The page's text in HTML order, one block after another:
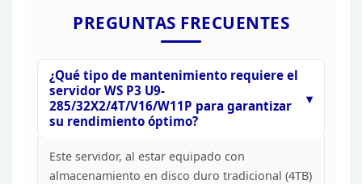
PREGUNTAS FRECUENTES
¿Qué tipo de mantenimiento requiere el
servidor WS P3 U9-
285/32X2/4T/V16/W11P para garantizar
su rendimiento óptimo?
Este servidor, al estar equipado con
almacenamiento en disco duro tradicional (4TB)